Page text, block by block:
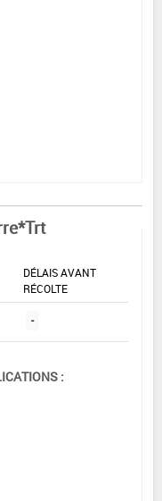
DÉLAIS AVANT
RÉCOLTE
-
: